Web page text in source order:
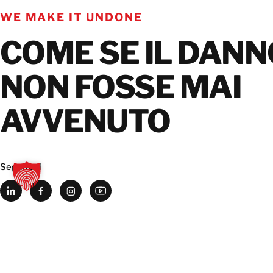
WE MAKE IT UNDONE
COME SE IL
NON FOSSE MAI
AVVENUTO
Seguiteci